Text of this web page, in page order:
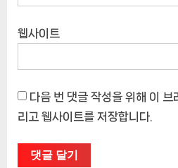
웹사이트
다음 번 댓글 작성을 위해 이 브
리고 웹사이트를 저장합니다.